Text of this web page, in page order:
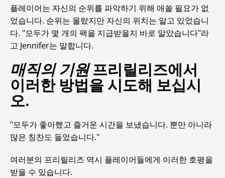
플레이어는 자신의 순위를 파악하기 위해 애쓸 필요가 없
었습니다. 순위는 몰랐지만 자신의 위치는 알고 있었습니
다. "모두가 몇 개의 팩을 지급받을지 바로 알았습니다"라
고 Jennifer는 말합니다.
매직의 기원프리릴리즈에서
이러한 방법을 시도해 보십시
오.
"모두가 좋아했고 즐거운 시간을 보냈습니다. 뿐만 아니라
많은 칭찬도 들었습니다."
여러분의 프리릴리즈 역시 플레이어들에게 이러한 호평을
받을 수 있습니다.